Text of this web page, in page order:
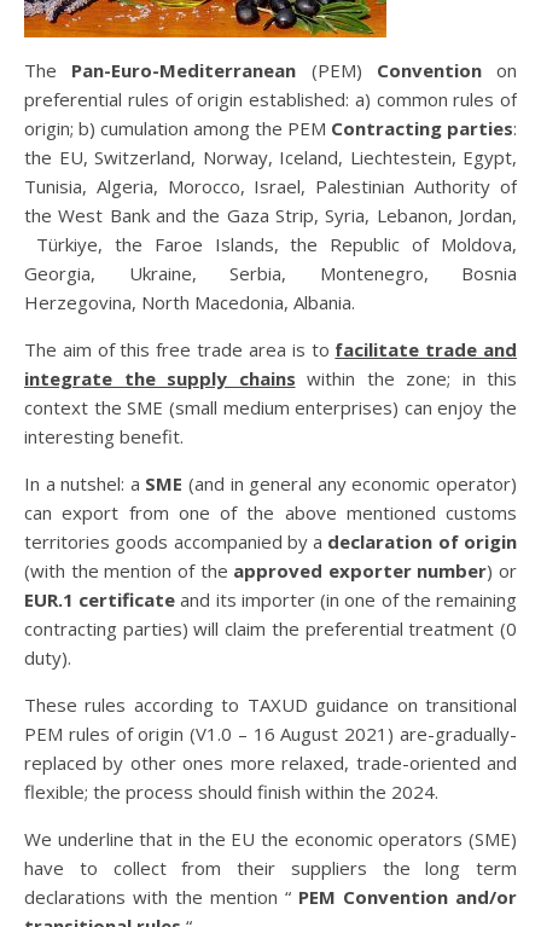
The Pan-Euro-Mediterranean (PEM) Conventionon
preferential rules of origin established: a) common rules of
origin; b) cumulation among the PEM Contracting parties:
the EU, Switzerland, Norway, Iceland, Liechtestein, Egypt,
Tunisia, Algeria, Morocco, Israel, Palestinian Authority of
the West Bank and the Gaza Strip, Syria, Lebanon, Jordan,
Türkiye, the Faroe Islands, the Republic of Moldova,
Georgia, Ukraine, Serbia, Montenegro, Bosnia
Herzegovina, North Macedonia, Albania.
The aim of this free trade area is to facilitate trade and
integrate the supply chains within the zone; in this
context the SME (small medium enterprises) can enjoy the
interesting benefit.
In a nutshel: a SME (and in general any economic operator)
can export from one of the above mentioned customs
territories goods accompanied by a declaration of origin
(with the mention of the approved exporter number) or
EUR.1 certificateand its importer (in one of the remaining
contracting parties) will claim the preferential treatment (0
duty).
These rules according to TAXUD guidance on transitional
PEM rules of origin (V1.0 – 16 August 2021) are-gradually-
replaced by other ones more relaxed, trade-oriented and
flexible; the process should finish within the 2024.
We underline that in the EU the economic operators (SME)
have to collect from their suppliers the long term
declarations with the mention “ PEM Convention and/or